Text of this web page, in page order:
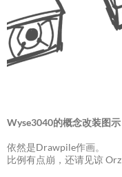
Wyse3040的概念改装图示
依然是Drawpile作画。
比例有点崩，还请见谅 Orz